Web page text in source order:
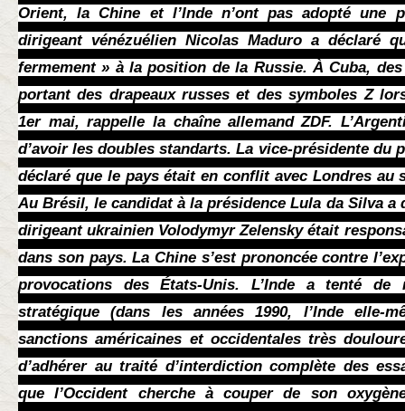
Orient, la Chine et l’Inde n’ont pas adopté une
dirigeant vénézuélien Nicolas Maduro a déclaré
fermement » à la position de la Russie. À Cuba,
portant des drapeaux russes et des symboles Z
1er mai, rappelle la chaîne allemand ZDF.
d’avoir les doubles standarts. La vice-présidente du
déclaré que le pays était en conflit avec Londres au
Au Brésil, le candidat à la présidence Lula da Silva a
dirigeant ukrainien Volodymyr Zelensky était
dans son pays. La Chine s’est prononcée contre
provocations des États-Unis. L’Inde a tenté de
stratégique (dans les années 1990, l’Inde elle-
sanctions américaines et occidentales très
d’adhérer au traité d’interdiction complète des
que l’Occident cherche à couper de son